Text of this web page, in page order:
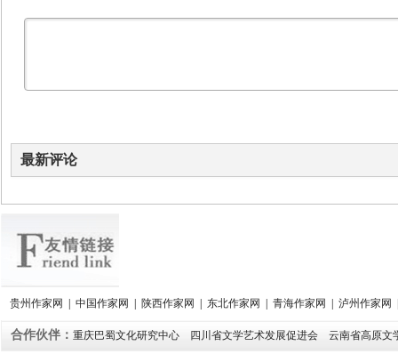
最新评论
贵州作家网 | 中国作家网 | 陕西作家网 | 东北作家网 | 青海作家网 | 泸州作家网
合作伙伴： 重庆巴蜀文化研究中心 四川省文学艺术发展促进会 云南省高原文